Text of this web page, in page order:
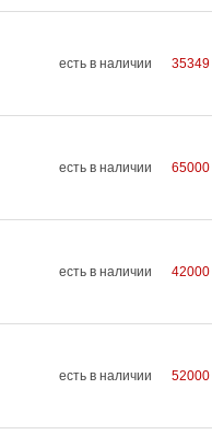
есть в наличии 35349
есть в наличии 65000
есть в наличии 42000
есть в наличии 52000